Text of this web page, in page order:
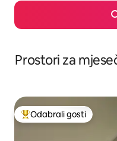
Prostori za
Među najviše
Odabrali gosti